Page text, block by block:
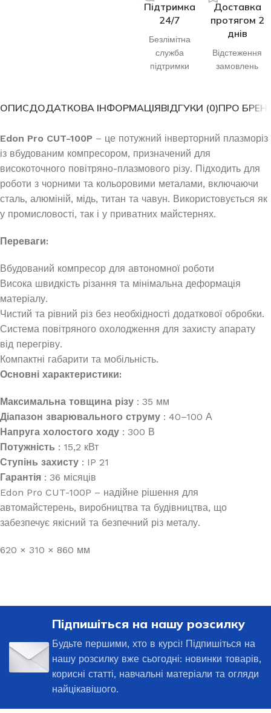
Підтримка
24/7
Безлімітна
служба
підтримки
Доставка
протягом 2
днів
Відстеження
замовлень
ОПИСДОДАТКОВА ІНФОРМАЦІЯВІДГУКИ (0)ПРО
Edon Pro CUT-100P – це потужний інверторний плазморіз
із вбудованим компресором, призначений для
високоточного повітряно-плазмового різу. Підходить для
роботи з чорними та кольоровими металами, включаючи
сталь, алюміній, мідь, титан та чавун. Використовується як
у промисловості, так і у приватних майстернях.
Переваги:
Вбудований компресор для автономної роботи
Висока швидкість різання та мінімальна деформація
матеріалу.
Чистий та рівний різ без необхідності додаткової обробки.
Система повітряного охолодження для захисту апарату
від перегріву.
Компактні габарити та мобільність.
Основні характеристики:
Максимальна товщина різу : 35 мм
Діапазон зварювального струму : 40–100 А
Напруга холостого ходу : 300 В
Потужність : 15,2 кВт
Ступінь захисту : IP 21
Гарантія : 36 місяців
Edon Pro CUT-100P – надійне рішення для
автомайстерень, виробництва та будівництва, що
забезпечує якісний та безпечний різ металу.
620 × 310 × 860 мм
Підпишіться на нашу розсилку
Будьте першими, хто в курсі! Підпишіться на
нашу розсилку вже сьогодні: новинки товарів,
корисні статті, навчальні матеріали та огляди
найцікавішого.